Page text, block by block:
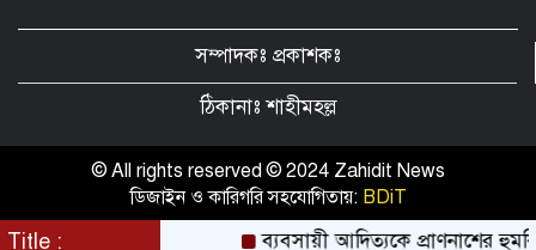
আলী, বাহার আলী ও রেজাউলের জামিন
বাতিল ও ফাঁসির দাবিতে সাতক্ষীরায়
মানববন্ধন, পোস্টারিং
বিরুদ্ধে অনৈতিক আচরণের অভিযোগে
তোলপাড়
পটুয়াখালীতে আমতলীর শ্রমিক দল
সম্পাদকঃ প্রকাশকঃ
ঠিকানাঃ শাহীমহল্ল
Title : ব্যবসায়ী আদিত্যকে প্রাণনাশের হুমকির
© All rights reserved © 2024 Zahidit News
ডিজাইন ও কারিগরি সহযোগিতায়: BDiT